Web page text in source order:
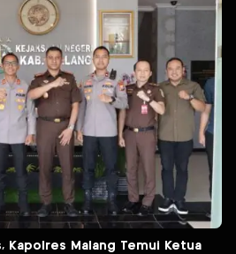
Kapolres Malang Temui Ketua